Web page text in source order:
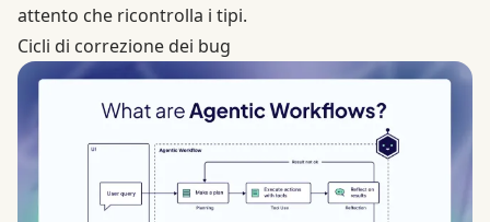
attento che ricontrolla i tipi.
Cicli di correzione dei bug